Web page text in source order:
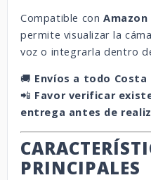
Compatible con Amazon
permite visualizar la
voz o integrarla dentro
🚚 Envíos a todo Costa
📲 Favor verificar
entrega antes de
PRINCIPALES